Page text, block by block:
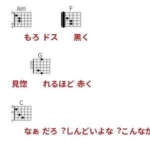
Am
もろ ドス
F
⿊く
⾒惚
G
れるほど ⾚く
C
なぁ だろ ︖しんどいよな︖こんな